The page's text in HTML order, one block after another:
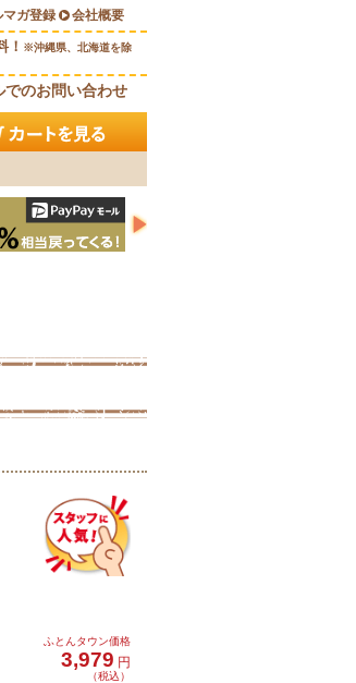
ふとんタウン価格
3,979 円
（税込）